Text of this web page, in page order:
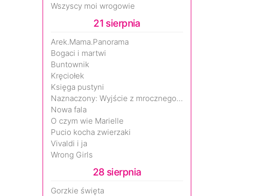
Wszyscy moi wrogowie
21 sierpnia
Arek.Mama.Panorama
Bogaci i martwi
Buntownik
Kręciołek
Księga pustyni
Naznaczony: Wyjście z mrocznego wymiaru
Nowa fala
O czym wie Marielle
Pucio kocha zwierzaki
Vivaldi i ja
Wrong Girls
28 sierpnia
Gorzkie święta